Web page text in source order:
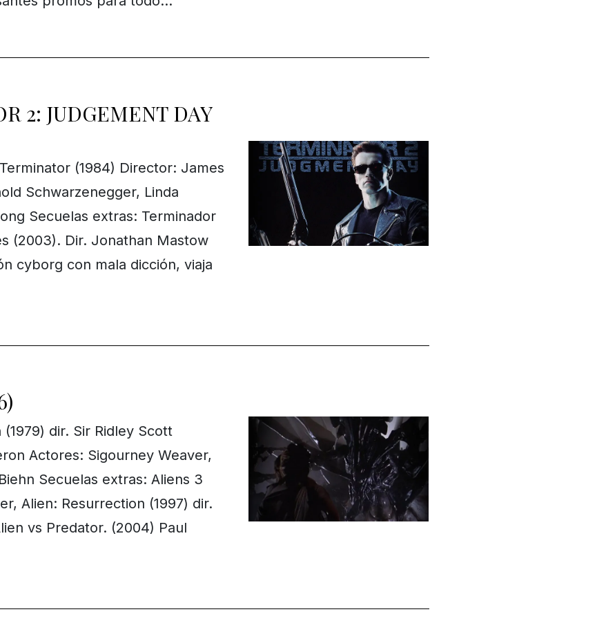
2: JUDGEMENT DAY
(1984) Director: James
Schwarzenegger, Linda
Secuelas extras: Terminador
(2003). Dir. Jonathan Mastow
cyborg con mala dicción, viaja
dir. Sir Ridley Scott
Actores: Sigourney Weaver,
Secuelas extras: Aliens 3
Alien: Resurrection (1997) dir.
vs Predator. (2004) Paul